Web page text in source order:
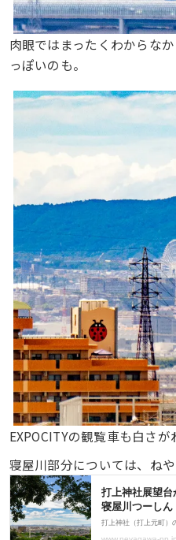
肉眼ではまったくわからな
っぽいのも。
EXPOCITYの観覧車も白さが
寝屋川部分については、ね